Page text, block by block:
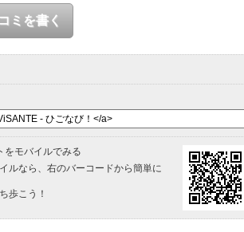
ミを書く
をモバイルでみる
ルなら、右のバーコードから簡単に
歩こう！